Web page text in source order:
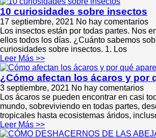
10 curiosidades sobre insectos
17 septiembre, 2021 No hay comentarios
Los insectos están por todas partes. Nos
ellos todos los días. ¿Cuánto sabemos
curiosidades sobre insectos. 1. Los
Leer Más >>
¿Cómo afectan los ácaros y por
3 septiembre, 2021 No hay comentarios
Los ácaros se pueden encontrar en casi
mundo, sobreviviendo en todas partes,
tropicales hasta ecosistemas áridos,
Leer Más >>